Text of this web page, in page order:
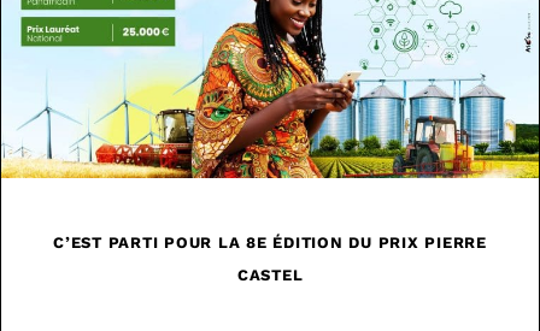
C’EST PARTI POUR LA 8E ÉDITION DU PRIX PIERRE
CASTEL